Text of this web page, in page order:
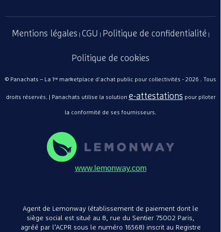
Mentions légales CGU Politique de confidentialité
Politique de cookies
© Panachats – La 1ʳᵉ marketplace d'achat public pour collectivités - 2026 . Tous
droits réservés. | Panachats utilise la solution e-attestations pour piloter
la conformité de ses fournisseurs.
www.lemonway.com
Agent de Lemonway (établissement de paiement dont le
siège social est situé au 8, rue du Sentier 75002 Paris,
agréé par l’ACPR sous le numéro 16568) inscrit au Registre